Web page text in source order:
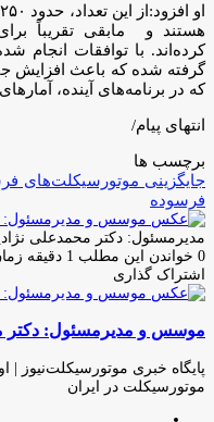
هستند و مابقی تقریباً
کرده‌اند. با توافقات انجام
گرفته شده که باعث افزایش
که در برنامه‌های آینده،
انتهای پیام/
برچسب ها
جایگزینی موتورسیکلت‌های
فرسوده
مدیرمسئول: دکتر محمدعلی
0 خواندن این مطلب 1 دقیقه زمان میبرد
اشتراک گذاری
فیس
توئیتر
لینکدین
واتس
تلگرام
اشتراک
از
ایمیل
چاپ
موسس و مدیرمسئول: دکتر
پایگاه خبری موتورسیکلت‌نیوز |
موتورسیکلت در ایران